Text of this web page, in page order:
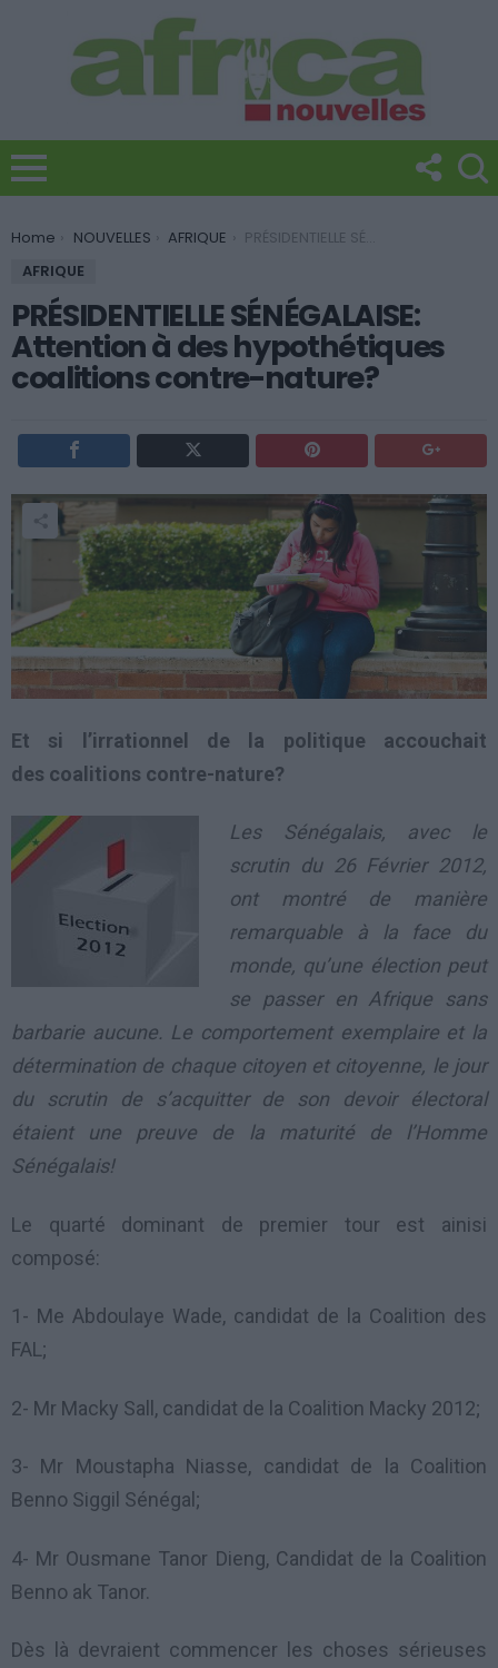
You are here:
Home NOUVELLES AFRIQUE
PRÉSIDENTIELLE SÉNÉGALAISE: Attention à des hypothétiques coalitions contre-nature?
AFRIQUE
PRÉSIDENTIELLE SÉNÉGALAISE:
Attention à des hypothétiques
coalitions contre-nature?
Et si l’irrationnel de la politique accouchait
des coalitions contre-nature?
Les Sénégalais, avec le
scrutin du 26 Février 2012,
ont montré de manière
remarquable à la face du
monde, qu’une élection peut
se passer en Afrique sans
barbarie aucune. Le comportement exemplaire et la
détermination de chaque citoyen et citoyenne, le jour
du scrutin de s’acquitter de son devoir électoral
étaient une preuve de la maturité de l’Homme
Sénégalais!
Le quarté dominant de premier tour est ainisi
composé:
1- Me Abdoulaye Wade, candidat de la Coalition des
FAL;
2- Mr Macky Sall, candidat de la Coalition Macky 2012;
3- Mr Moustapha Niasse, candidat de la Coalition
Benno Siggil Sénégal;
4- Mr Ousmane Tanor Dieng, Candidat de la Coalition
Benno ak Tanor.
Dès là devraient commencer les choses sérieuses